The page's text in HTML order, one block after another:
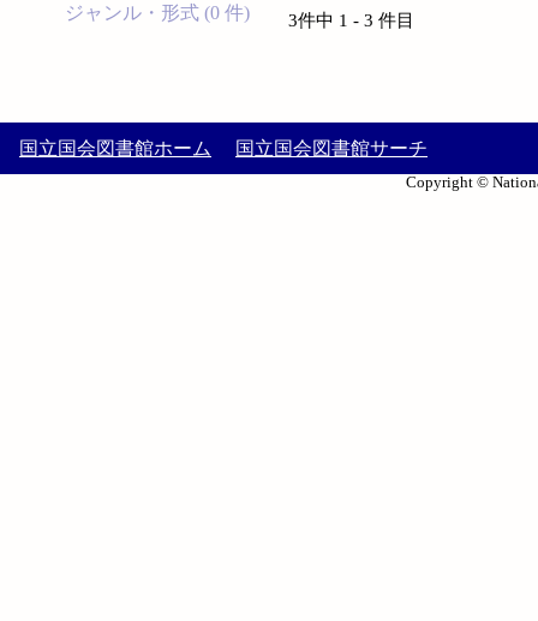
ジャンル・形式 (0 件)
3件中 1 - 3 件目
国立国会図書館ホーム 国立国会図書館サーチ
Copyright ©